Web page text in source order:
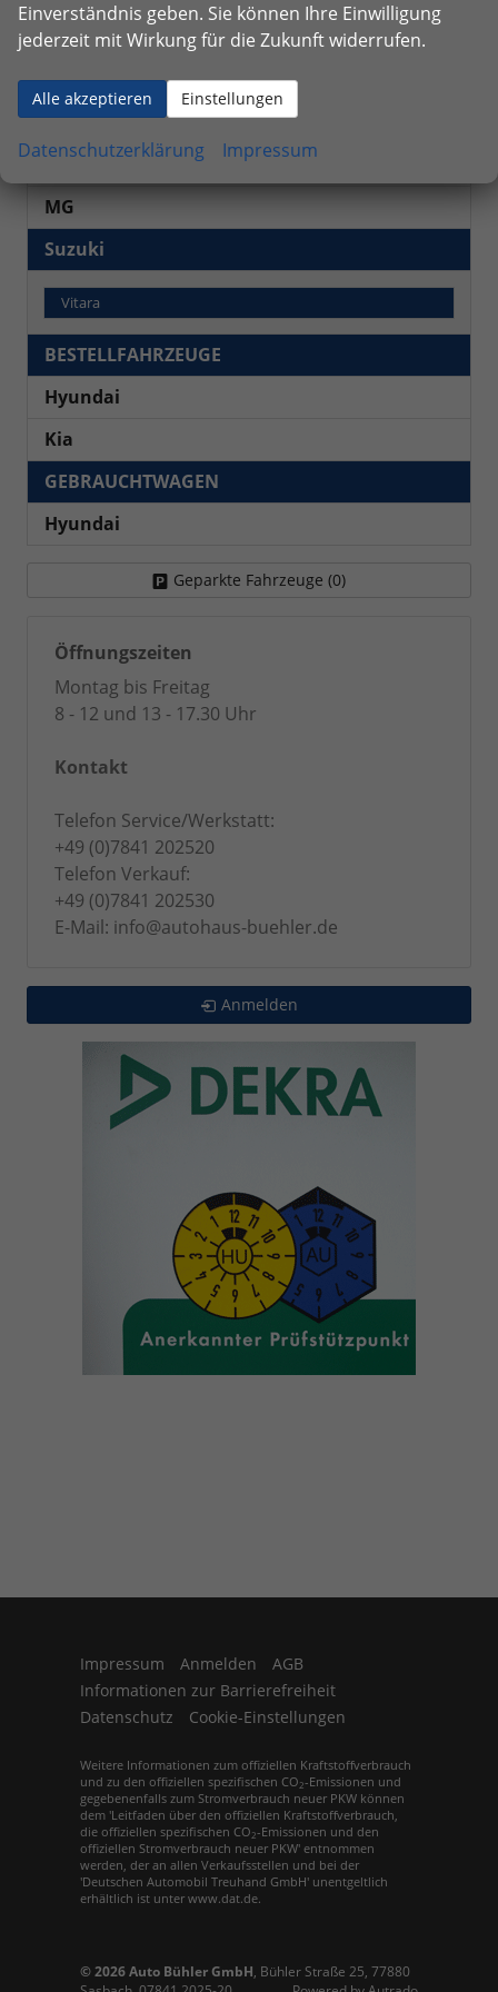
Fahrzeugnr.
NEUWAGEN
Kia
MG
Suzuki
Vitara
BESTELLFAHRZEUGE
Hyundai
Kia
GEBRAUCHTWAGEN
Hyundai
Geparkte Fahrzeuge (0)
Öffnungszeiten
Montag bis Freitag
8 - 12 und 13 - 17.30 Uhr
Kontakt
Telefon Service/Werkstatt:
+49 (0)7841 202520
Telefon Verkauf:
+49 (0)7841 202530
E-Mail: info@autohaus-buehler.de
Anmelden
Impressum Anmelden
AGB
Informationen zur Barrierefreiheit
Datenschutz
Cookie-Einstellungen
Weitere Informationen zum offiziellen Kraftstoffverbrauch
und zu den offiziellen spezifischen CO2-Emissionen und
gegebenenfalls zum Stromverbrauch neuer PKW können
dem 'Leitfaden über den offiziellen Kraftstoffverbrauch,
die offiziellen spezifischen CO2-Emissionen und den
offiziellen Stromverbrauch neuer PKW' entnommen
werden, der an allen Verkaufsstellen und bei der
'Deutschen Automobil Treuhand GmbH' unentgeltlich
erhältlich ist unter www.dat.de.
© 2026Auto Bühler GmbH, Bühler Straße 25, 77880
Einverständnis geben. Sie können Ihre Einwilligung
jederzeit mit Wirkung für die Zukunft widerrufen.
Alle akzeptieren Einstellungen
Datenschutzerklärung Impressum